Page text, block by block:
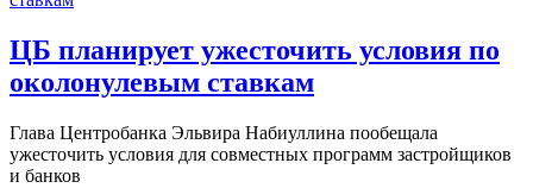
​ЦБ планирует ужесточить условия по
околонулевым ставкам
Глава Центробанка Эльвира Набиуллина пообещала
ужесточить условия для совместных программ застройщиков
и банков